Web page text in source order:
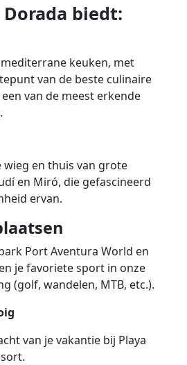
biedt:
keuken, met
van de beste culinaire
van de meest erkende
wieg en thuis van grote
en Miró, die gefascineerd
ervan.
Port Aventura World en
je favoriete sport in onze
(golf, wandelen, MTB, etc.).
van je vakantie bij Playa